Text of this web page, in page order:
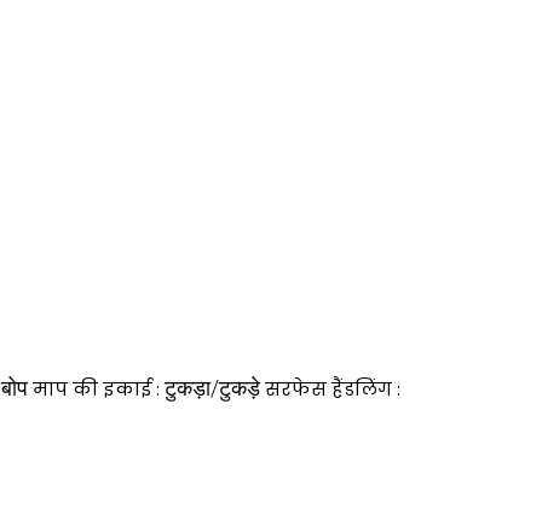
माप की इकाई :टुकड़ा/टुकड़ेसरफेस हैंडलिंग :